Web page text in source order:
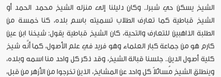
الشيخ يسكن حي شبرا.. وكان دليلنا إلى منزله الشيخ محمد الحمد أو
الشيخ قباطية كما تعارف الطلاب تسميته باسم بلده، كنا خمسة من
الطلبة الذاهبين للتعارف والتحية، كان الشيخ قباطية يقول: شيخنا ابن عين
كارم هو من جماعة كبار العلماء وهو فريد في علم الأصول، كما أنَّه شيخ
كلية أصول الدين.. جلسنا قبالة الشيخ، وقد ذكر كل واحد منا اسمه وبلده،
وينطلق الشيخ مُسائلاً كل واحد عن المشايخ، الذين تخرجوا من الأزهر من قبل،